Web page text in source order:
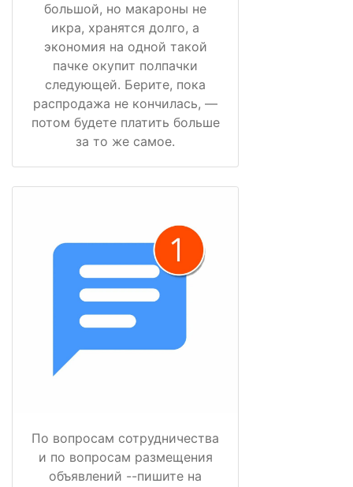
большой, но макароны не
икра, хранятся долго, а
экономия на одной такой
пачке окупит полпачки
следующей. Берите, пока
распродажа не кончилась, —
потом будете платить больше
за то же самое.
По вопросам сотрудничества
и по вопросам размещения
объявлений --пишите на